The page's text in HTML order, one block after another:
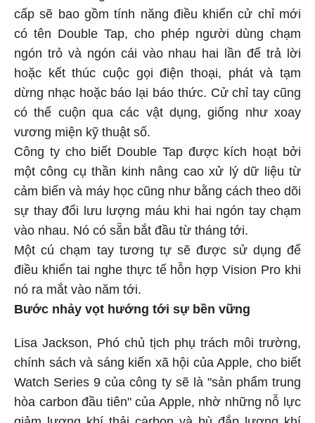
cấp sẽ bao gồm tính năng điều khiển cử chỉ mới
có tên Double Tap, cho phép người dùng chạm
ngón trỏ và ngón cái vào nhau hai lần để trả lời
hoặc kết thúc cuộc gọi điện thoại, phát và tạm
dừng nhạc hoặc báo lại báo thức. Cử chỉ tay cũng
có thể cuộn qua các vật dụng, giống như xoay
vương miện kỹ thuật số.
Công ty cho biết Double Tap được kích hoạt bởi
một công cụ thần kinh nâng cao xử lý dữ liệu từ
cảm biến và máy học cũng như bằng cách theo dõi
sự thay đổi lưu lượng máu khi hai ngón tay chạm
vào nhau. Nó có sẵn bắt đầu từ tháng tới.
Một cú chạm tay tương tự sẽ được sử dụng để
điều khiển tai nghe thực tế hỗn hợp Vision Pro khi
nó ra mắt vào năm tới.
Bước nhảy vọt hướng tới sự bền vững
Lisa Jackson, Phó chủ tịch phụ trách môi trường,
chính sách và sáng kiến xã hội của Apple, cho biết
Watch Series 9 của công ty sẽ là "sản phẩm trung
hòa carbon đầu tiên" của Apple, nhờ những nỗ lực
giảm lượng khí thải carbon và bù đắp lượng khí